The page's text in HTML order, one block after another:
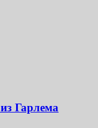
Гарлема